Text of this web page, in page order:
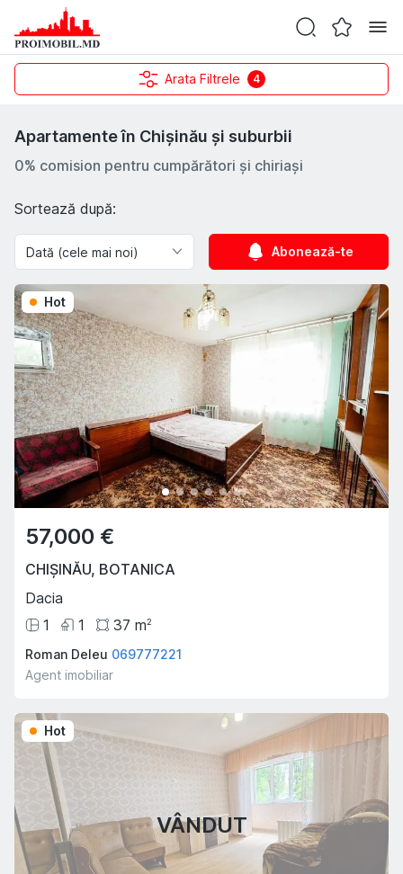
Arata Filtrele 4
Apartamente în Chișinău și suburbii
0% comision pentru cumpărători și chiriași
Sortează după:
Abonează-te
Hot
57,000 €
CHIȘINĂU, BOTANICA
Dacia
1
1 37 m2
Roman Deleu 069777221
Agent imobiliar
VÂNDUT
Hot